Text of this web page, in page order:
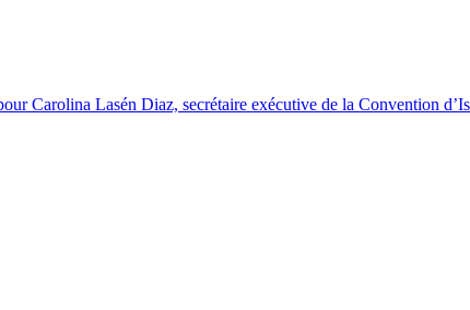
Carolina Lasén Diaz, secrétaire exécutive de la Convention